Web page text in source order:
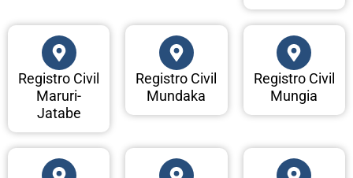
Registro Civil
Maruri-
Jatabe
Registro Civil
Mundaka
Registro Civil
Mungia